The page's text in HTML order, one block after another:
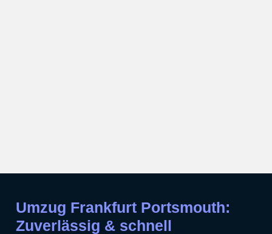
Umzug Frankfurt Portsmouth:
Zuverlässig & schnell